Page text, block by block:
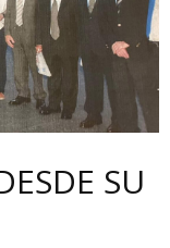
SU